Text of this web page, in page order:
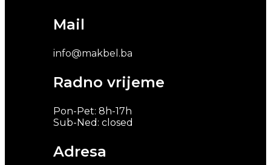
Mail
info@makbel.ba
Radno vrijeme
Pon-Pet: 8h-17h
Sub-Ned: closed
Adresa